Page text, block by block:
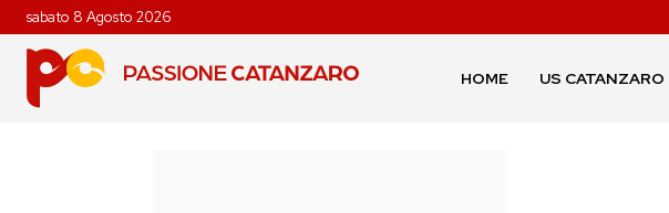
sabato 8 Agosto 2026
HOME US CATANZARO